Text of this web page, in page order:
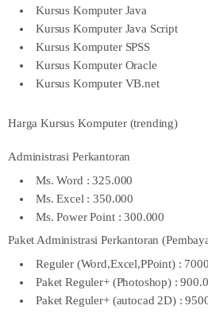
Kursus Komputer Java
Kursus Komputer Java Script
Kursus Komputer SPSS
Kursus Komputer Oracle
Kursus Komputer VB.net
Harga Kursus Komputer (trending)
Administrasi Perkantoran
Ms. Word : 325.000
Ms. Excel : 350.000
Ms. Power Point : 300.000
Paket Administrasi Perkantoran
Reguler (Word,Excel,PPoint) :
Paket Reguler+ (Photoshop) :
Paket Reguler+ (autocad 2D) :